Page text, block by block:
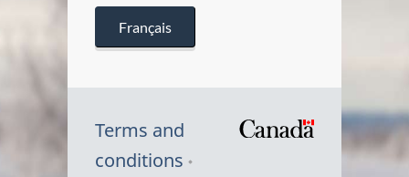
Français
Terms and
conditions
Symbole